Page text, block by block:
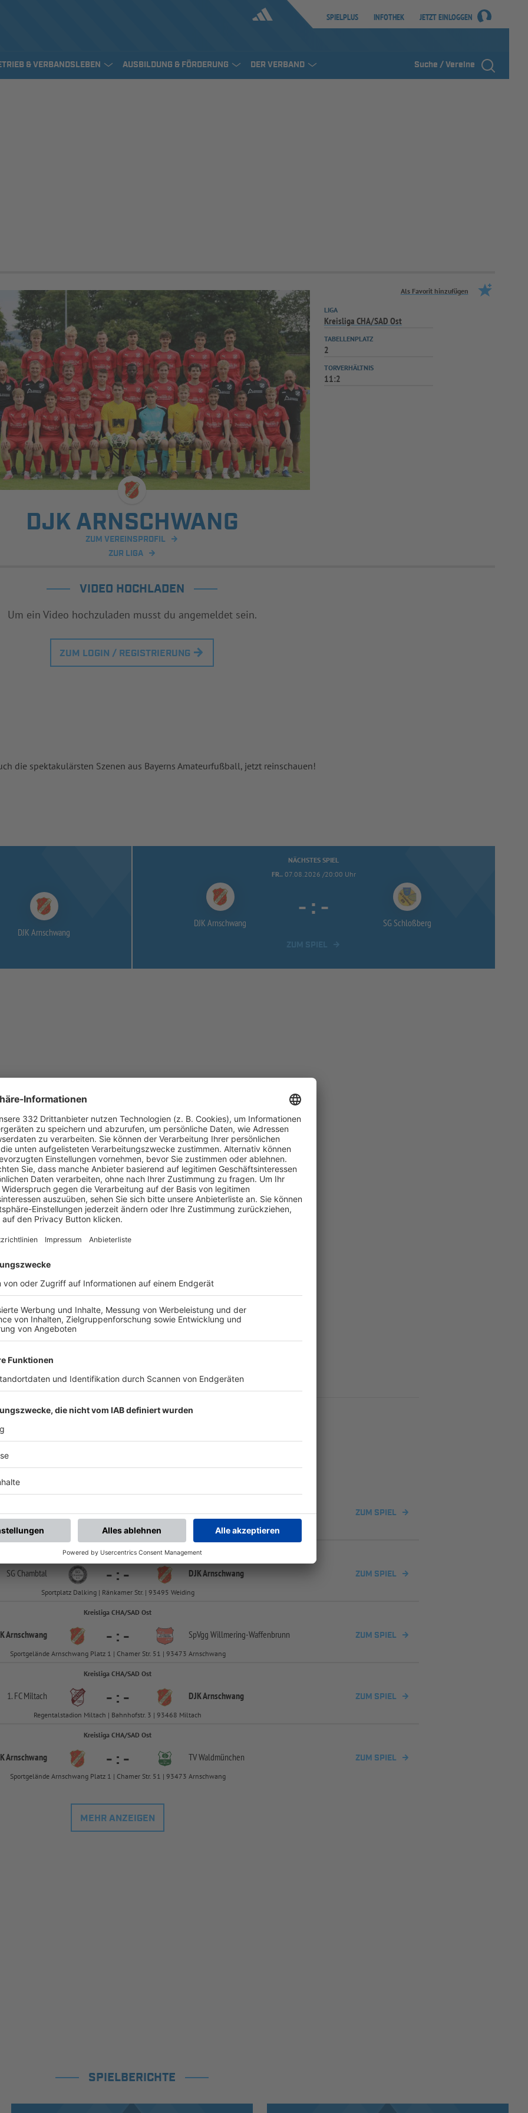
SPIELPLUS INFOTHEK JETZT EINLOGGEN
& VERBANDSLEBEN AUSBILDUNG & FÖRDERUNG DER VERBAND Suche / Vereine
Als Favorit hinzufügen
DJK ARNSCHWANG
ZUM VEREINSPROFIL
ZUR LIGA
LIGA
Kreisliga CHA/SAD Ost
TABELLENPLATZ
2
TORVERHÄLTNIS
11:2
VIDEO HOCHLADEN
Um ein Video hochzuladen musst du angemeldet sein.
ZUM LOGIN / REGISTRIERUNG
die spektakulärsten Szenen aus Bayerns Amateurfußball, jetzt reinschauen!
DJK Arnschwang
NÄCHSTES SPIEL
FR.. 07.08.2026 /20:00 Uhr
DJK Arnschwang
- : -
SG Schloßberg
ALLE NEWS
Spiele Letzte Spiele Kompletter Spielplan
Arnschwang -:- SG Schloßberg ZUM SPIEL
Sportgelände Arnschwang Platz 1 | Chamer Str. 51 | 93473 Arnschwang
Kreisliga CHA/SAD Ost
SG Chambtal -:- DJK Arnschwang ZUM SPIEL
Sportplatz Dalking | Ränkamer Str. | 93495 Weiding
Kreisliga CHA/SAD Ost
Arnschwang - : - SpVgg Willmering-Waffenbrunn ZUM SPIEL
Sportgelände Arnschwang Platz 1 | Chamer Str. 51 | 93473 Arnschwang
Kreisliga CHA/SAD Ost
1. FC Miltach - : - DJK Arnschwang ZUM SPIEL
Regentalstadion Miltach | Bahnhofstr. 3 | 93468 Miltach
Kreisliga CHA/SAD Ost
Arnschwang - : - TV Waldmünchen ZUM SPIEL
Sportgelände Arnschwang Platz 1 | Chamer Str. 51 | 93473 Arnschwang
MEHR ANZEIGEN
SPIELBERICHTE